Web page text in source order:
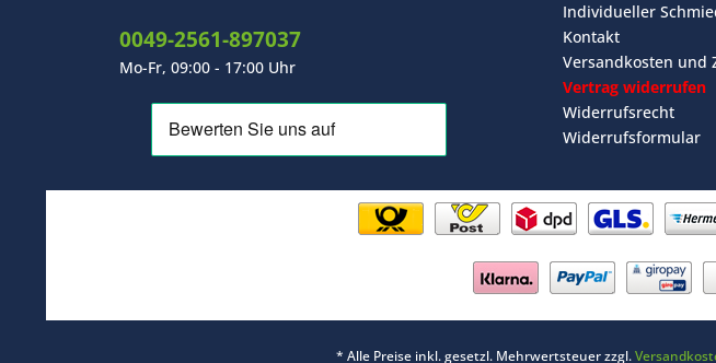
0049-2561-897037
Mo-Fr, 09:00 - 17:00 Uhr
Individueller
Kontakt
Versandkosten und
Vertrag widerrufen
Widerrufsrecht
Widerrufsformular
* Alle Preise inkl. gesetzl. Mehrwertsteuer zzgl.